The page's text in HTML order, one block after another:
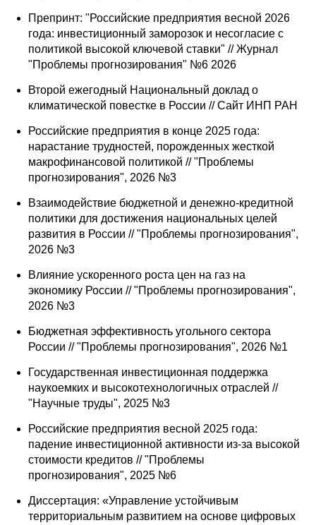
Препринт: "Российские предприятия весной 2026
года: инвестиционный заморозок и несогласие с
политикой высокой ключевой ставки" // Журнал
"Проблемы прогнозирования" №6 2026
Второй ежегодный Национальный доклад о
климатической повестке в России // Сайт ИНП РАН
Российские предприятия в конце 2025 года:
нарастание трудностей, порожденных жесткой
макрофинансовой политикой // "Проблемы
прогнозирования", 2026 №3
Взаимодействие бюджетной и денежно-кредитной
политики для достижения национальных целей
развития в России // "Проблемы прогнозирования",
2026 №3
Влияние ускоренного роста цен на газ на
экономику России // "Проблемы прогнозирования",
2026 №3
Бюджетная эффективность угольного сектора
России // "Проблемы прогнозирования", 2026 №1
Государственная инвестиционная поддержка
наукоемких и высокотехнологичных отраслей //
"Научные труды", 2025 №3
Российские предприятия весной 2025 года:
падение инвестиционной активности из-за высокой
стоимости кредитов // "Проблемы
прогнозирования", 2025 №6
Диссертация: «Управление устойчивым
территориальным развитием на основе цифровых